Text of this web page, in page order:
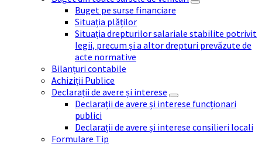
Buget pe surse financiare
Situația plăților
Situația drepturilor salariale stabilite potrivit
legii, precum și a altor drepturi prevăzute de
acte normative
Bilanțuri contabile
Achiziții Publice
Declarații de avere și interese
Declarații de avere și interese funcționari
publici
Declarații de avere și interese consilieri locali
Formulare Tip